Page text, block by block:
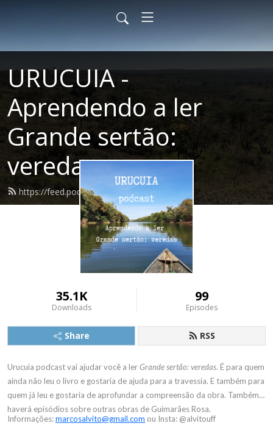
URUCUIA -
Aprendendo a ler
Grande sertão:
veredas
https://feed.podbean.com/urucuia/feed.xml
35.1K
Downloads
99
Episodes
Share RSS
Urucuia podcast vai ajudar você a lerGrande sertão: veredas. É para quem
ainda não leu o livro e gostaria de ajuda para a travessia. E também para
quem já leu e gostaria de aprofundar a compreensão da obra. Também
haverá episódios sobre outras obras de Guimarães Rosa.
Informações:marcosalvito@gmail.com ou Insta: @alvitouff